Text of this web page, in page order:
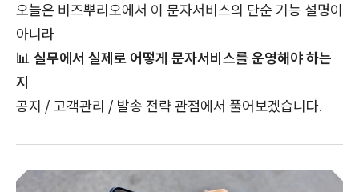
오늘은 비즈뿌리오에서 이 문자서비스의 단순 기능 설명이
아니라
📊 실무에서 실제로 어떻게 문자서비스를 운영해야 하는
지
공지 / 고객관리 / 발송 전략 관점에서 풀어보겠습니다.